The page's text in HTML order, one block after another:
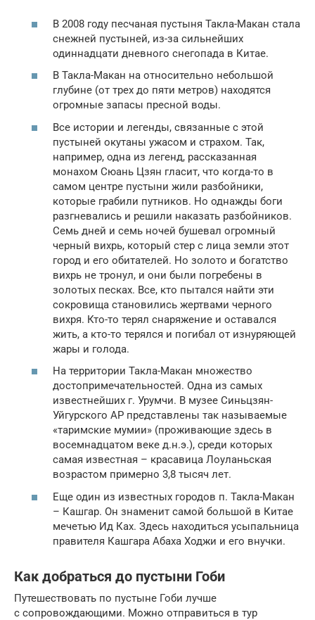
В 2008 году песчаная пустыня Такла-Макан стала
снежней пустыней, из-за сильнейших
одиннадцати дневного снегопада в Китае.
В Такла-Макан на относительно небольшой
глубине (от трех до пяти метров) находятся
огромные запасы пресной воды.
Все истории и легенды, связанные с этой
пустыней окутаны ужасом и страхом. Так,
например, одна из легенд, рассказанная
монахом Сюань Цзян гласит, что когда-то в
самом центре пустыни жили разбойники,
которые грабили путников. Но однажды боги
разгневались и решили наказать разбойников.
Семь дней и семь ночей бушевал огромный
черный вихрь, который стер с лица земли этот
город и его обитателей. Но золото и богатство
вихрь не тронул, и они были погребены в
золотых песках. Все, кто пытался найти эти
сокровища становились жертвами черного
вихря. Кто-то терял снаряжение и оставался
жить, а кто-то терялся и погибал от изнуряющей
жары и голода.
На территории Такла-Макан множество
достопримечательностей. Одна из самых
известнейших г. Урумчи. В музее Синьцзян-
Уйгурского АР представлены так называемые
«таримские мумии» (проживающие здесь в
восемнадцатом веке д.н.э.), среди которых
самая известная – красавица Лоуланьская
возрастом примерно 3,8 тысяч лет.
Еще один из известных городов п. Такла-Макан
– Кашгар. Он знаменит самой большой в Китае
мечетью Ид Ках. Здесь находиться усыпальница
правителя Кашгара Абаха Ходжи и его внучки.
Как добраться до пустыни Гоби
Путешествовать по пустыне Гоби лучше
с сопровождающими. Можно отправиться в тур